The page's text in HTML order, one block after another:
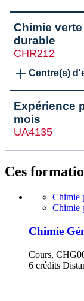
Chimie
durable
CHR212
Centre(s)
Expérience
mois
UA4135
Ces
Chimie
Chimie
Chimie
Cours,
6 crédits